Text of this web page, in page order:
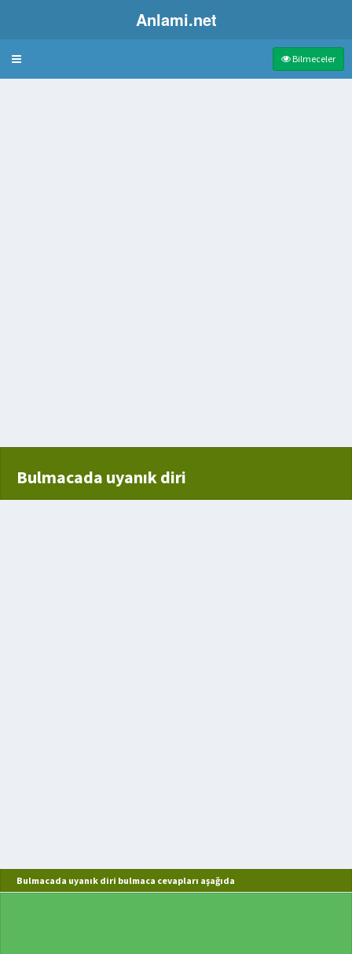
Anlami.net
Bulmaca Bilmeceler
Bulmacada uyanık diri
Bulmacada uyanık diri bulmaca cevapları aşağıda